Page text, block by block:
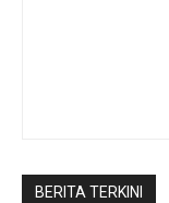
BERITA TERKINI